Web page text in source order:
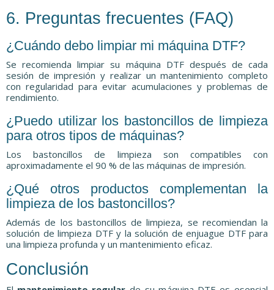
6. Preguntas frecuentes (FAQ)
¿Cuándo debo limpiar mi máquina DTF?
Se recomienda limpiar su máquina DTF después de cada
sesión de impresión y realizar un mantenimiento completo
con regularidad para evitar acumulaciones y problemas de
rendimiento.
¿Puedo utilizar los bastoncillos de limpieza
para otros tipos de máquinas?
Los bastoncillos de limpieza son compatibles con
aproximadamente el 90 % de las máquinas de impresión.
¿Qué otros productos complementan la
limpieza de los bastoncillos?
Además de los bastoncillos de limpieza, se recomiendan la
solución de limpieza DTF y la solución de enjuague DTF para
una limpieza profunda y un mantenimiento eficaz.
Conclusión